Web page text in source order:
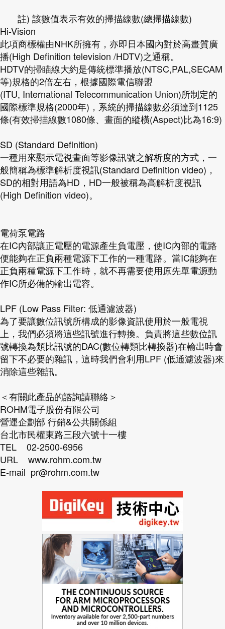
註) 該數值表示有效的掃描線數(總掃描線數)
Hi-Vision
此項商標權由NHK所擁有，亦即日本國內對於高畫質廣
播(High Definition television /HDTV)之通稱。
HDTV的掃瞄線大約是傳統標準播放(NTSC,PAL,SECAM
等)規格的2倍左右，根據國際電信聯盟
(ITU, International Telecommunication Union)所制定的
國際標準規格(2000年)，系統的掃描線數必須達到1125
條(有效掃描線數1080條、畫面的縱橫(Aspect)比為16:9)
SD (Standard Definition)
一種用來顯示電視畫面等影像訊號之解析度的方式，一
般簡稱為標準解析度視訊(Standard Definition video)，
SD的相對用語為HD，HD一般被稱為高解析度視訊
(High Definition video)。
電荷泵電路
在IC內部讓正電壓的電源產生負電壓，使IC內部的電路
便能夠在正負兩種電源下工作的一種電路。當IC能夠在
正負兩種電源下工作時，就不再需要使用原先單電源動
作IC所必備的輸出電容。
LPF (Low Pass Filter: 低通濾波器)
為了要讓數位訊號所構成的影像資訊使用於一般電視
上，我們必須將這些訊號進行轉換。負責將這些數位訊
號轉換為類比訊號的DAC(數位轉類比轉換器)在輸出時會
留下不必要的雜訊，這時我們會利用LPF (低通濾波器)來
消除這些雜訊。
＜有關此產品的諮詢請聯絡＞
ROHM電子股份有限公司
營運企劃部 行銷&公共關係組
台北市民權東路三段六號十一樓
TEL 02-2500-6956
URL www.rohm.com.tw
E-mail pr@rohm.com.tw